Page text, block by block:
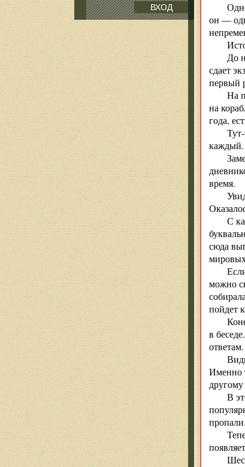
ВХОД
он —
До
сдает
первый
На
на
года,
каждый.
время.
С
сюда
можно
пойдет
в
ответам.
Именно
В